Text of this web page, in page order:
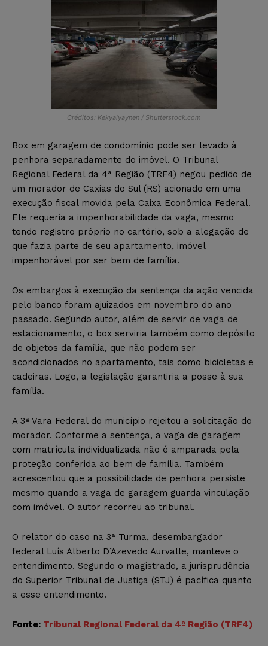
Créditos: Kekyalyaynen / Shutterstock.com
Box em garagem de condomínio pode ser levado à
penhora separadamente do imóvel. O Tribunal
Regional Federal da 4ª Região (TRF4) negou pedido de
um morador de Caxias do Sul (RS) acionado em uma
execução fiscal movida pela Caixa Econômica Federal.
Ele requeria a impenhorabilidade da vaga, mesmo
tendo registro próprio no cartório, sob a alegação de
que fazia parte de seu apartamento, imóvel
impenhorável por ser bem de família.
Os embargos à execução da sentença da ação vencida
pelo banco foram ajuizados em novembro do ano
passado. Segundo autor, além de servir de vaga de
estacionamento, o box serviria também como depósito
de objetos da família, que não podem ser
acondicionados no apartamento, tais como bicicletas e
cadeiras. Logo, a legislação garantiria a posse à sua
família.
A 3ª Vara Federal do município rejeitou a solicitação do
morador. Conforme a sentença, a vaga de garagem
com matrícula individualizada não é amparada pela
proteção conferida ao bem de família. Também
acrescentou que a possibilidade de penhora persiste
mesmo quando a vaga de garagem guarda vinculação
com imóvel. O autor recorreu ao tribunal.
O relator do caso na 3ª Turma, desembargador
federal Luís Alberto D’Azevedo Aurvalle, manteve o
entendimento. Segundo o magistrado, a jurisprudência
do Superior Tribunal de Justiça (STJ) é pacífica quanto
a esse entendimento.
Fonte: Tribunal Regional Federal da 4ª Região (TRF4)